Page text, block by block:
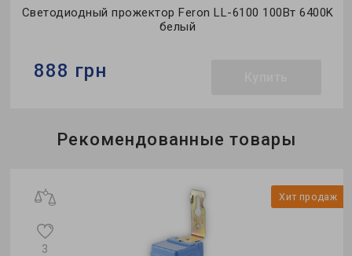
Светодиодный прожектор Feron LL-6100 100Вт 6400K
белый
888 грн
Бренд:Feron
светодиодный прожектор
Рекомендованные товары
Хит продаж
3